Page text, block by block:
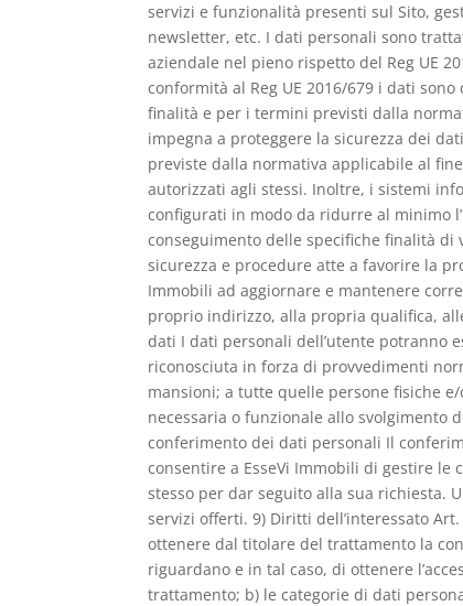
servizi e funzionalità presenti sul Sito,
newsletter, etc. I dati personali sono
aziendale nel pieno rispetto del Reg UE
conformità al Reg UE 2016/679 i dati
finalità e per i termini previsti dalla
impegna a proteggere la sicurezza dei
previste dalla normativa applicabile al
autorizzati agli stessi. Inoltre, i sistemi
configurati in modo da ridurre al minimo
conseguimento delle specifiche finalità di
sicurezza e procedure atte a favorire la
Immobili ad aggiornare e mantenere
proprio indirizzo, alla propria qualifica,
dati I dati personali dell’utente potranno
riconosciuta in forza di provvedimenti
mansioni; a tutte quelle persone fisiche
necessaria o funzionale allo svolgimento
conferimento dei dati personali Il
consentire a EsseVi Immobili di gestire le
stesso per dar seguito alla sua richiesta.
servizi offerti. 9) Diritti dell’interessato
ottenere dal titolare del trattamento la
riguardano e in tal caso, di ottenere
trattamento; b) le categorie di dati